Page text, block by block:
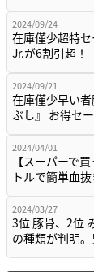
2024/09/24
在庫僅少超特
Jr.が6割引超！
2024/09/21
在庫僅少早い
ぶし』 お得セ
2024/04/01
【スーパーで
トルで簡単血
2024/03/27
3位 豚骨、2位
の種類が判明